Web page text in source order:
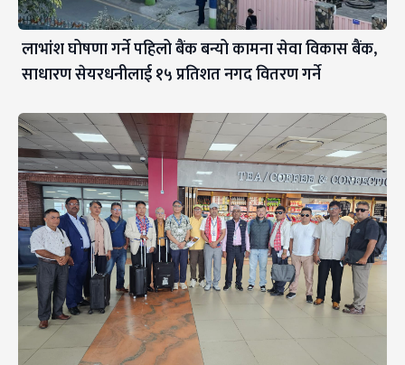
लाभांश घोषणा गर्ने पहिलो बैंक बन्यो कामना सेवा विकास बैंक,
साधारण सेयरधनीलाई १५ प्रतिशत नगद वितरण गर्ने